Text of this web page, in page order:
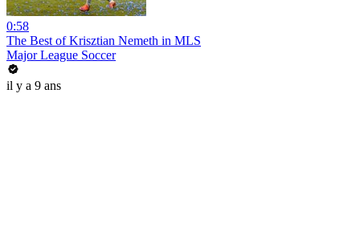
0:58
The Best of Krisztian Nemeth in MLS
Major League Soccer
il y a 9 ans